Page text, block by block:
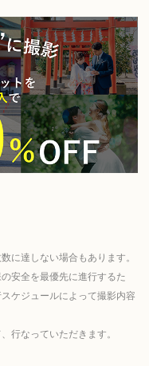
に達しない場合もあります。
安全を最優先に進行するた
ケジュールによって撮影内容
行なっていただきます。